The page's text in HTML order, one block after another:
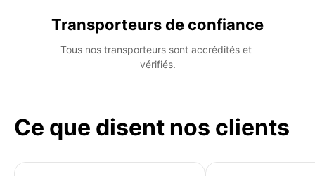
Transporteurs de confiance
Tous nos transporteurs sont accrédités et
vérifiés.
Ce que disent nos clients